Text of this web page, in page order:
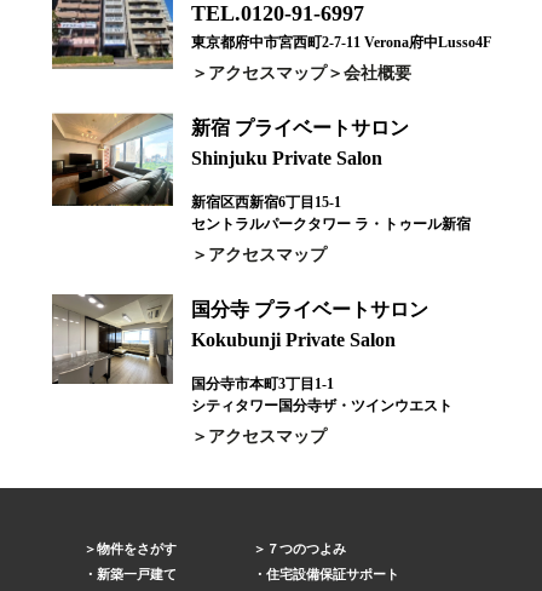
TEL.0120-91-6997
東京都府中市宮西町2-7-11 Verona府中Lusso4F
アクセスマップ 会社概要
新宿 プライベートサロン
Shinjuku Private Salon
新宿区西新宿6丁目15-1
セントラルパークタワー ラ・トゥール新宿
アクセスマップ
国分寺 プライベートサロン
Kokubunji Private Salon
国分寺市本町3丁目1-1
シティタワー国分寺ザ・ツインウエスト
アクセスマップ
物件をさがす
新築一戸建て
７つのつよみ
住宅設備保証サポート